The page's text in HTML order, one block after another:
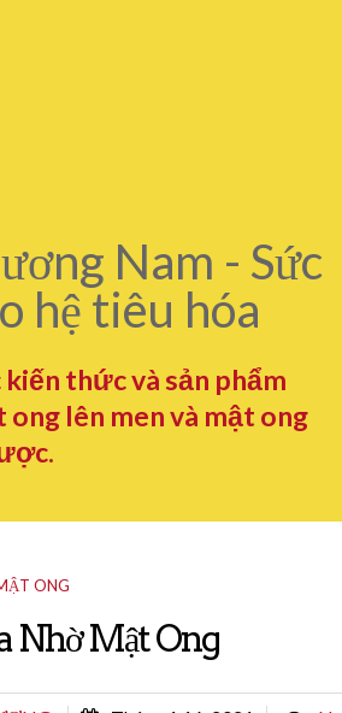
Nam - Sức
hệ tiêu hóa
kiến thức và sản phẩm
ong lên men và mật ong
ONG
Nhờ Mật Ong